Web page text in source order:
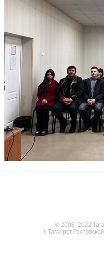
© 2008–2022
г. Таганрог